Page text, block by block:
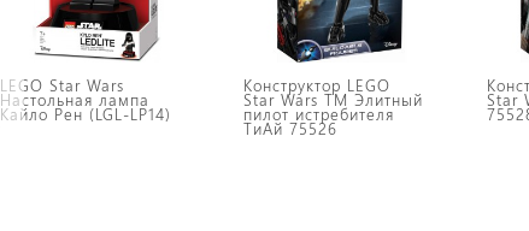
LEGO Star Wars
Настольная лампа
Кайло Рен (LGL-LP14)
Конструктор LEGO
Star Wars TM Элитный
пилот истребителя
TиАй 75526
Star